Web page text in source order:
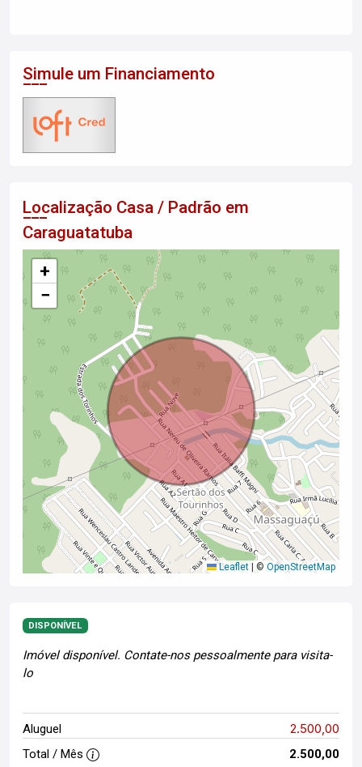
Simule um Financiamento
Localização Casa / Padrão em
Caraguatatuba
+
−
Leaflet © OpenStreetMap
DISPONÍVEL
Imóvel disponível. Contate-nos pessoalmente para visita-
lo
Aluguel 2.500,00
Total / Mês 2.500,00